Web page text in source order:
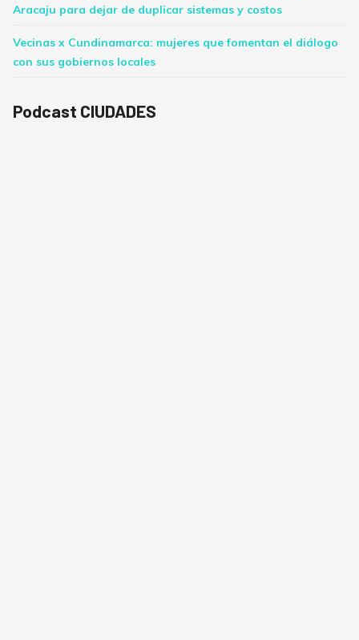
Aracaju para dejar de duplicar sistemas y costos
Vecinas x Cundinamarca: mujeres que fomentan el diálogo
con sus gobiernos locales
Podcast CIUDADES